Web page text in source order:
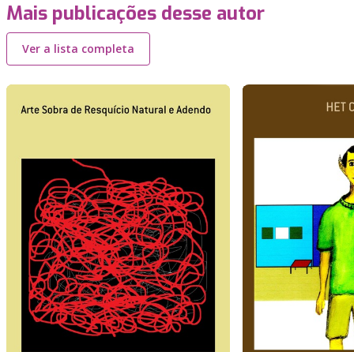
Mais publicações desse autor
Ver a lista completa